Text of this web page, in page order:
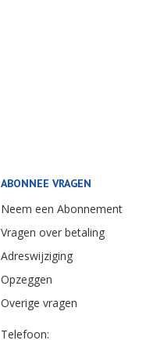
ABONNEE VRAGEN
Neem een Abonnement
Vragen over betaling
Adreswijziging
Opzeggen
Overige vragen
Telefoon: